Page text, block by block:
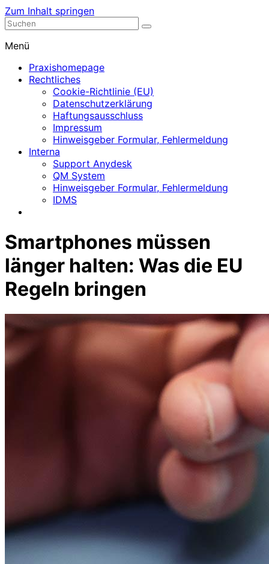
Zum Inhalt springen
Nephrologische Praxis mit Dialyse
Menü
Praxishomepage
Rechtliches
Cookie-Richtlinie (EU)
Datenschutzerklärung
Haftungsausschluss
Impressum
Hinweisgeber Formular, Fehlermeldung
Interna
Support Anydesk
QM System
Hinweisgeber Formular, Fehlermeldung
IDMS
Smartphones müssen
länger halten: Was die EU
Regeln bringen